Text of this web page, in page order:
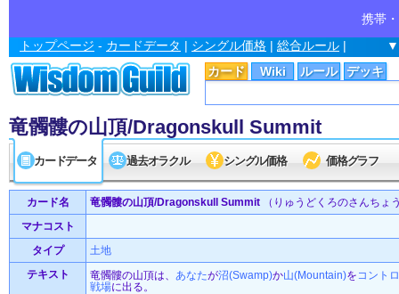
携帯
カード Wiki ルール デッキ
トップページ - カードデータ | シングル価格 | 総合ルール |
竜髑髏の山頂/Dragonskull Summit
カードデータ 過去オラクル シングル価格 価格グラフ
カード名 竜髑髏の山頂/Dragonskull Summit （りゅうどくろのさんちょ
マナコスト
タイプ
土地
テキスト
竜髑髏の山頂は、 あなたが沼(Swamp)か山(Mountain)をコント
戦場に出る。